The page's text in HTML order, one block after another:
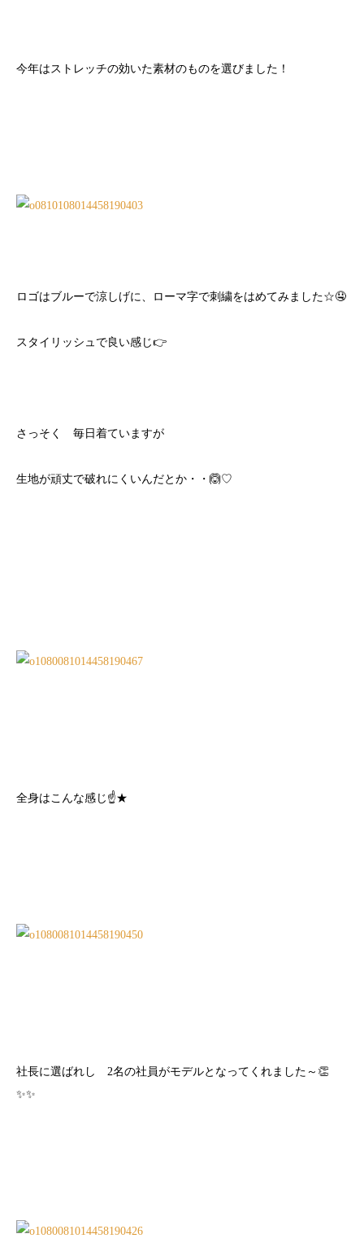
今年はストレッチの効いた素材のものを選びました！
ロゴはブルーで涼しげに、ローマ字で刺繍をはめてみました☆🤤
スタイリッシュで良い感じ👉
さっそく 毎日着ていますが
生地が頑丈で破れにくいんだとか・・🙆♡
全身はこんな感じ☝★
社長に選ばれし 2名の社員がモデルとなってくれました～👏
✨✨